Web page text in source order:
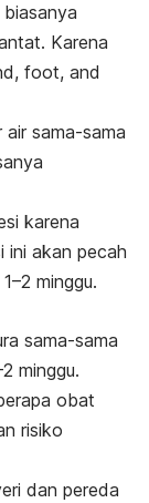
Karena
foot, and
air sama-sama
karena
ini akan pecah
minggu.
sama-sama
minggu.
obat
risiko
dan pereda